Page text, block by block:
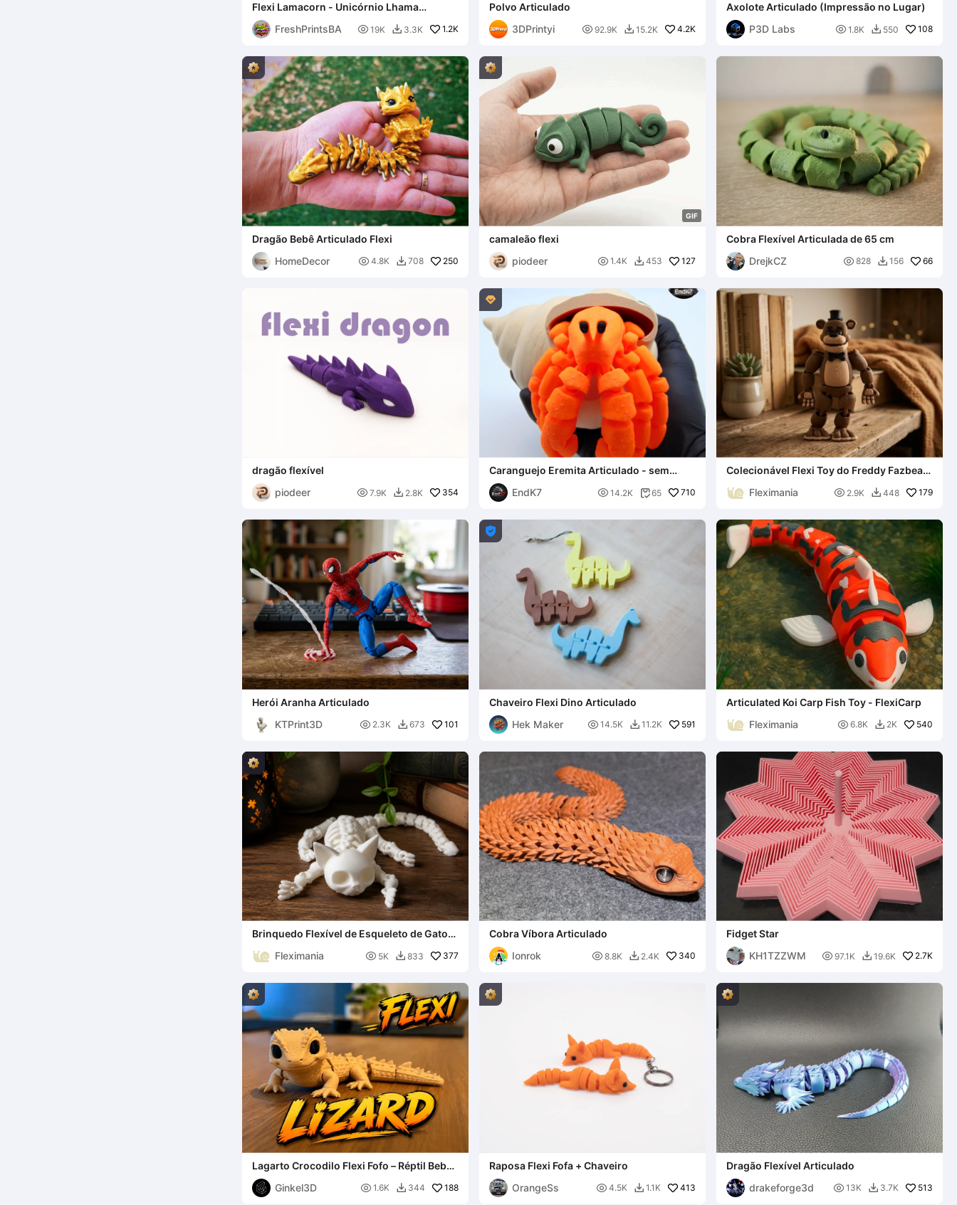
Flexi Lamacorn - Unicórnio Lhama
Articulado
FreshPrintsBA
 19K  3.3K 1.2K
Polvo Articulado
3DPrintyi
 92.9K  15.2K 4.2K
Axolote Articulado (Impressão no Lugar)
P3D Labs
 1.8K  550 108
Dragão Bebê Articulado Flexi
HomeDecor
 4.8K  708 250
GIF
camaleão flexi
piodeer
 1.4K  453 127
Cobra Flexível Articulada de 65 cm
DrejkCZ
 828  156 66
dragão flexível
piodeer
 7.9K  2.8K 354

Caranguejo Eremita Articulado - sem
suportes
EndK7
 14.2K 65 710
Colecionável Flexi Toy do Freddy Fazbear
Fleximania
 2.9K  448 179
Herói Aranha Articulado
KTPrint3D
 2.3K  673 101

Chaveiro Flexi Dino Articulado
Hek Maker
 14.5K  11.2K 591
Articulated Koi Carp Fish Toy - FlexiCarp
Fleximania
 6.8K  2K 540
Brinquedo Flexível de Esqueleto de Gato
Fleximania
 5K  833 377
Cobra Víbora Articulado
Ionrok
 8.8K  2.4K 340
Fidget Star
KH1TZZWM
 97.1K  19.6K 2.7K
Lagarto Crocodilo Flexi Fofo – Réptil Bebê
Articulado
Ginkel3D
 1.6K  344 188
Raposa Flexi Fofa + Chaveiro
OrangeSs
 4.5K  1.1K 413
Dragão Flexível Articulado
drakeforge3d
 13K  3.7K 513